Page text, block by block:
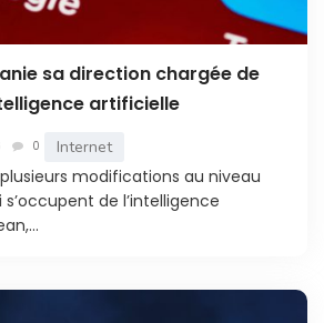
sa direction chargée de
artificielle
0 Internet
modifications au niveau
de l’intelligence